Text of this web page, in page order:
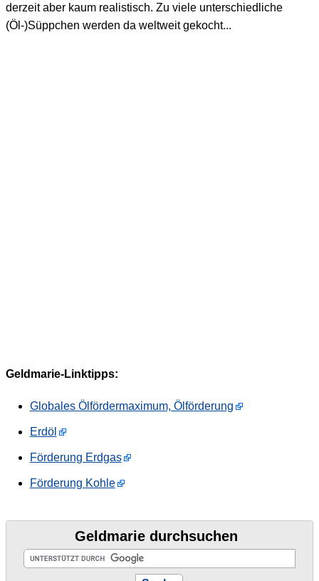
derzeit aber kaum realistisch. Zu viele unterschiedliche
(Öl-)Süppchen werden da weltweit gekocht...
Geldmarie-Linktipps:
Globales Ölfördermaximum, Ölförderung
Erdöl
Förderung Erdgas
Förderung Kohle
Geldmarie durchsuchen